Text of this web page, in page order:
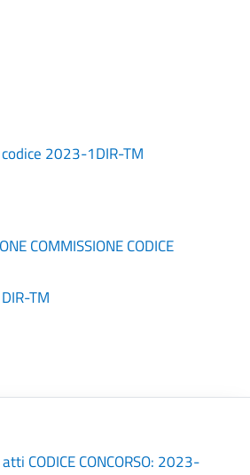
2023-1DIR-TM
COMMISSIONE CODICE
TM
CODICE CONCORSO: 2023-